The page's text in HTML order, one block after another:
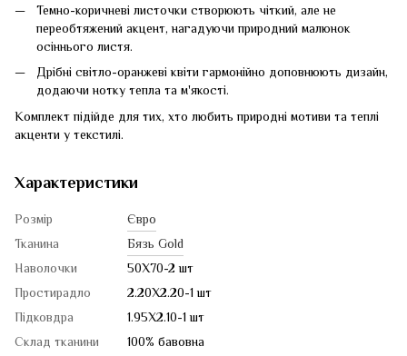
Темно-коричневі листочки створюють чіткий, але не
переобтяжений акцент, нагадуючи природний малюнок
осіннього листя.
Дрібні світло-оранжеві квіти гармонійно доповнюють дизайн,
додаючи нотку тепла та м'якості.
Комплект підійде для тих, хто любить природні мотиви та теплі
акценти у текстилі.
Характеристики
Розмір
Євро
Тканина
Бязь Gold
Наволочки
50Х70-2 шт
Простирадло
2.20Х2.20-1 шт
Підковдра
1.95Х2.10-1 шт
Склад тканини
100% бавовна